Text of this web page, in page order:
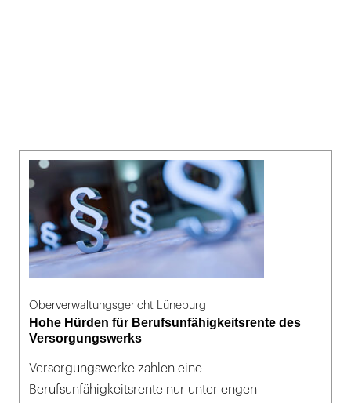
Oberverwaltungsgericht Lüneburg
Hohe Hürden für Berufsunfähigkeitsrente des
Versorgungswerks
Versorgungswerke zahlen eine
Berufsunfähigkeitsrente nur unter engen